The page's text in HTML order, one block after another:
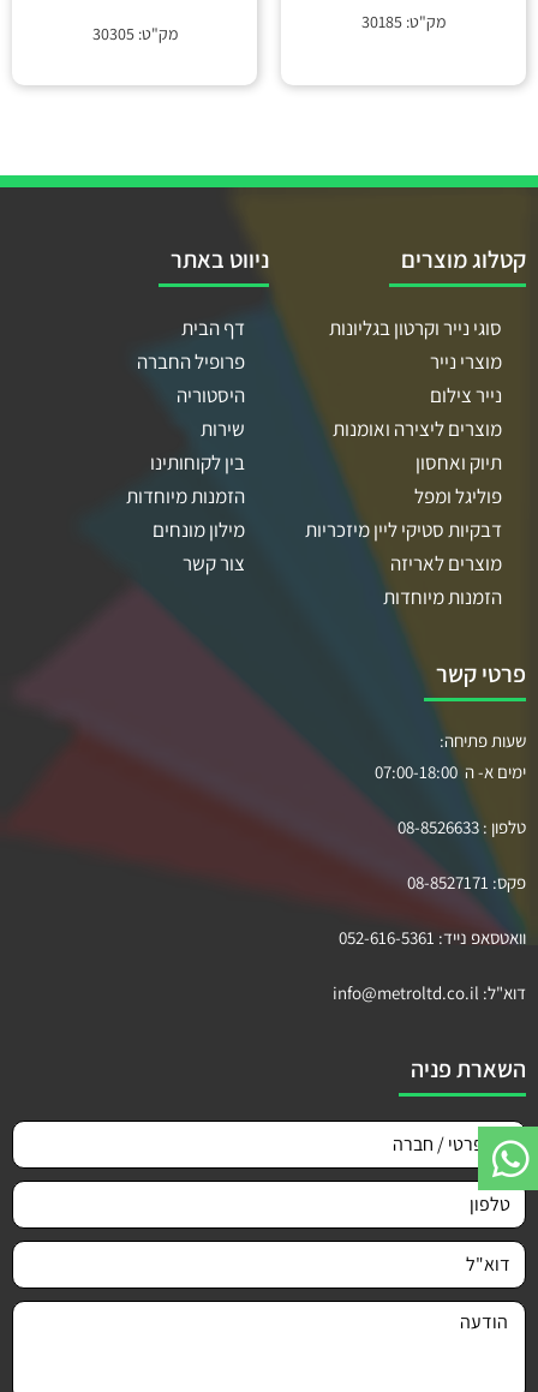
מק"ט: 30185
מק"ט: 30305
קטלוג מוצרים
סוגי נייר וקרטון בגליונות
מוצרי נייר
נייר צילום
מוצרים ליצירה ואומנות
תיוק ואחסון
פוליגל ומפל
דבקיות סטיקי ליין מיזכריות
מוצרים לאריזה
הזמנות מיוחדות
ניווט באתר
דף הבית
פרופיל החברה
היסטוריה
שירות
בין לקוחותינו
הזמנות מיוחדות
מילון מונחים
צור קשר
פרטי קשר
שעות פתיחה:
ימים א- ה 07:00-18:00
טלפון : 08-8526633
פקס: 08-8527171
וואטסאפ נייד: 052-616-5361
דוא"ל: info@metroltd.co.il
השארת פניה